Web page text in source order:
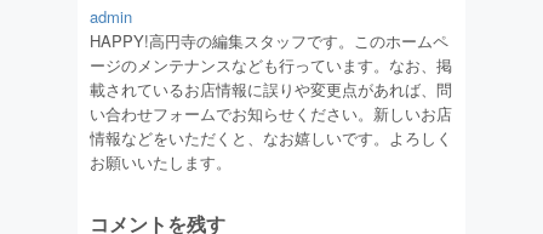
admin
HAPPY!高円寺の編集スタッフです。このホームペ
ージのメンテナンスなども行っています。なお、掲
載されているお店情報に誤りや変更点があれば、問
い合わせフォームでお知らせください。新しいお店
情報などをいただくと、なお嬉しいです。よろしく
お願いいたします。
コメントを残す